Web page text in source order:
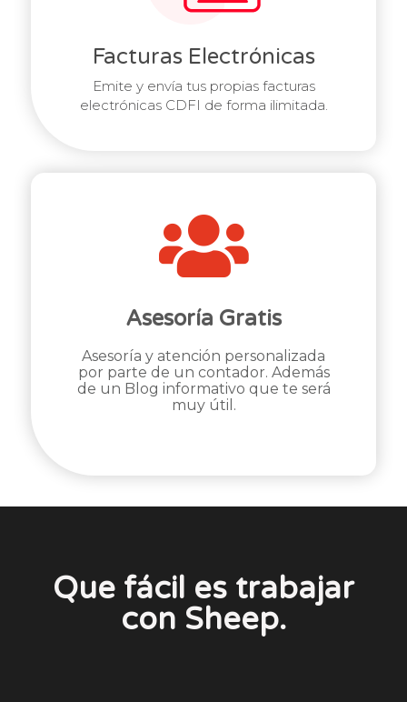
Facturas Electrónicas
Emite y envía tus propias facturas
electrónicas CDFI de forma ilimitada.
Asesoría Gratis
Asesoría y atención personalizada
por parte de un contador. Además
de un Blog informativo que te será
muy útil.
Que fácil es trabajar
con Sheep.